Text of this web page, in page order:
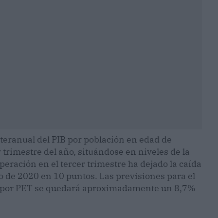
del PIB por población en edad de
del año, situándose en niveles de la
en el tercer trimestre ha dejado la caída
2020 en 10 puntos. Las previsiones para el
PET se quedará aproximadamente un 8,7%